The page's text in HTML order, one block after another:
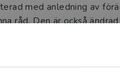
med anledning av
råd. Den är också